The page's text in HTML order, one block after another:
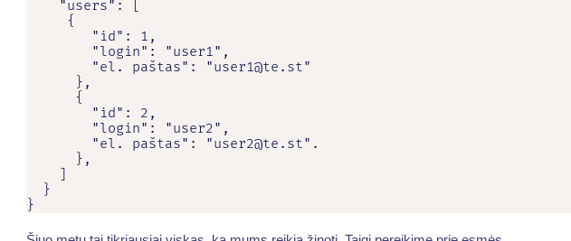
    "users": [
     {
        "id": 1,
        "login": "user1",
        "el. paštas": "user1@te.st"
      },
      {
        "id": 2,
        "login": "user2",
        "el. paštas": "user2@te.st".
      },
  }
}